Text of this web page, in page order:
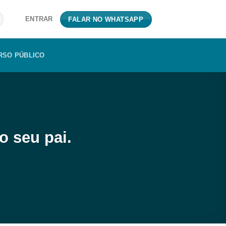
ENTRAR FALAR NO WHATSAPP
PÚBLICO
seu pai.